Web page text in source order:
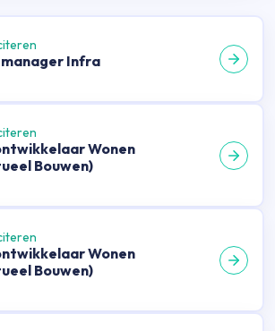
Infra
Wonen
Bouwen)
Wonen
Bouwen)